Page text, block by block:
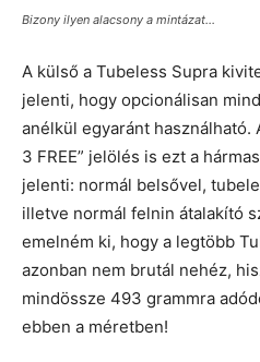
Bizony ilyen alacsony a mintázat…
A külső a Tubeless Supra
jelenti, hogy opcionálisan
anélkül egyaránt használható.
3 FREE” jelölés is ezt a
jelenti: normál belsővel,
illetve normál felnin átalakító
emelném ki, hogy a legtöbb
azonban nem brutál nehéz,
mindössze 493 grammra
ebben a méretben!